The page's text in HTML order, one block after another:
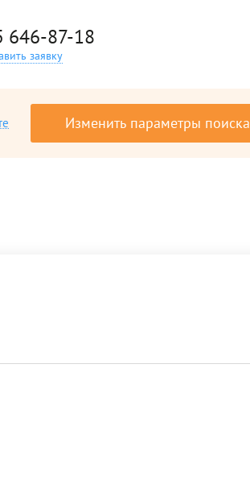
646-87-18
заявку
Изменить параметры поиска